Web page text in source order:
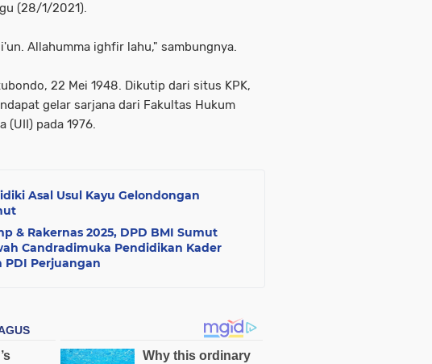
(28/1/2021).
Allahumma ighfir lahu," sambungnya.
22 Mei 1948. Dikutip dari situs KPK,
gelar sarjana dari Fakultas Hukum
(UII) pada 1976.
Asal Usul Kayu Gelondongan
& Rakernas 2025, DPD BMI Sumut
Candradimuka Pendidikan Kader
PDI Perjuangan